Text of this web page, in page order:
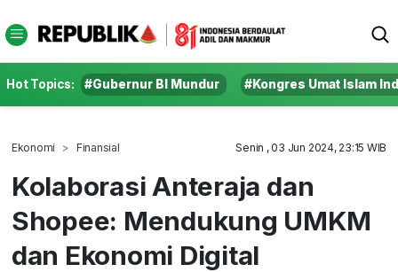
Hot Topics: #Gubernur BI Mundur #Kongres Umat Islam
Ekonomi Finansial Senin , 03 Jun 2024, 23:15 WIB
Kolaborasi Anteraja dan
Shopee: Mendukung UMKM
dan Ekonomi Digital